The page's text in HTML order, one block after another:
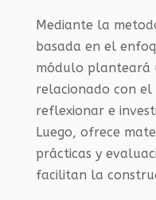
Mediante la
basada en el
módulo planteará
relacionado con
reflexionar e
Luego, ofrece
prácticas y
facilitan la